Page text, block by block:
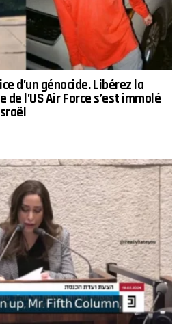
d’un génocide. Libérez la
l’US Air Force s’est immolé